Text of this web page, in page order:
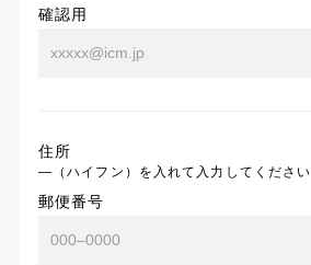
確認用
住所
―（ハイフン）を入れて入力してください
郵便番号